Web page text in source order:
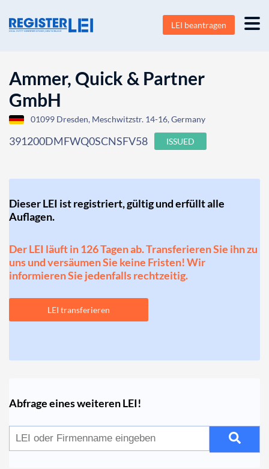
LEI beantragen
Ammer, Quick & Partner
GmbH
01099 Dresden, Meschwitzstr. 14-16, Germany
391200DMFWQ0SCNSFV58 ISSUED
Dieser LEI ist registriert, gültig und erfüllt alle
Auflagen.
Der LEI läuft in 126 Tagen ab. Transferieren Sie ihn zu
uns und versäumen Sie keine Fristen! Wir
informieren Sie jedenfalls rechtzeitig.
LEI transferieren
Abfrage eines weiteren LEI!